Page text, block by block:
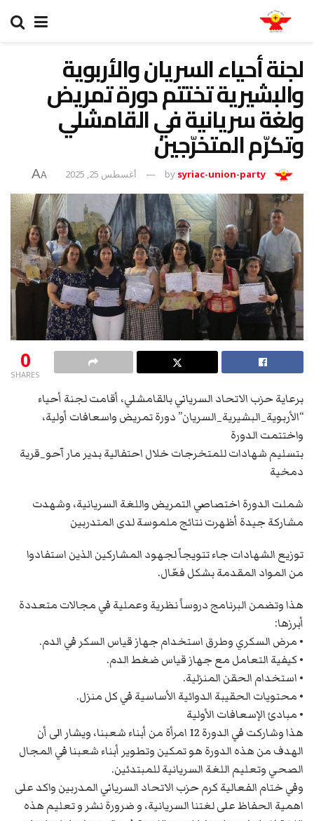
لجنة أحياء السريان والأربوية
والبشيرية تختتم دورة تمريض
ولغة سريانية في القامشلي
وتكرّم المتخرّجين
by syriac-union-party أغسطس 25, 2025 A
A
0
SHARES
برعاية حزب الاتحاد السرياني بالقامشلي، أقامت لجنة أحياء
“الأربوية_البشيرية_السريان” دورة تمريض واسعافات أولية،
واختتمت الدورة
بتسليم شهادات للمتخرجات خلال احتفالية بدير مار آحو_قرية
دمخية
شملت الدورة اختصاصي التمريض واللغة السريانية، وشهدت
مشاركة جيدة أظهرت نتائج ملموسة لدى المتدربين
توزيع الشهادات جاء تتويجاً لجهود المشاركين الذين استفادوا
من المواد المقدمة بشكل فعّال.
هذا وتضمن البرنامج دروساً نظرية وعملية في مجالات متعددة
أبرزها:
• مرض السكري وطرق استخدام جهاز قياس السكر في الدم.
• كيفية التعامل مع جهاز قياس ضغط الدم.
• استخدام الحقن المنزلية.
• محتويات الحقيبة الدوائية الأساسية في كل منزل.
• مبادئ الإسعافات الأولية
هذا وشاركت في الدورة 12 امرأة من أبناء شعبنا، ويشار الى أن
الهدف من هذه الدورة هو تمكين وتطوير أبناء شعبنا في المجال
الصحي وتعليم اللغة السريانية للمبتدئين.
وفي ختام الفعالية كرم حزب الاتحاد السرياني المدربين واكد على
اهمية الحفاظ على لغتنا السريانية، و ضرورة نشر و تعليم هذه